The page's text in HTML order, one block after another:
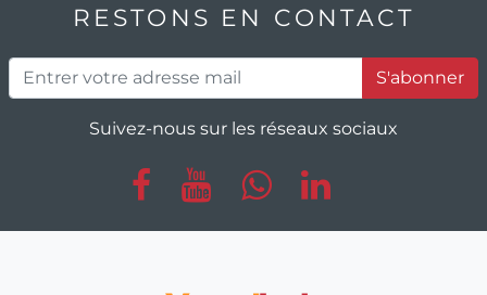
RESTONS EN CONTACT
S'abonner
Suivez-nous sur les réseaux sociaux